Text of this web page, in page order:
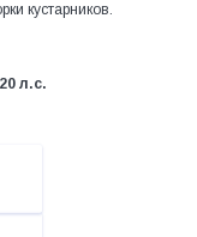
кустарников.
л.с.